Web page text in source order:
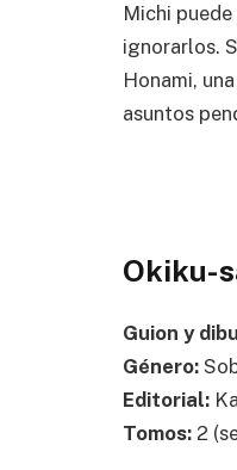
Michi
ignorarlos.
Honami,
asuntos
Okiku-
Guion y
Género:
Editorial:
Tomos: 2